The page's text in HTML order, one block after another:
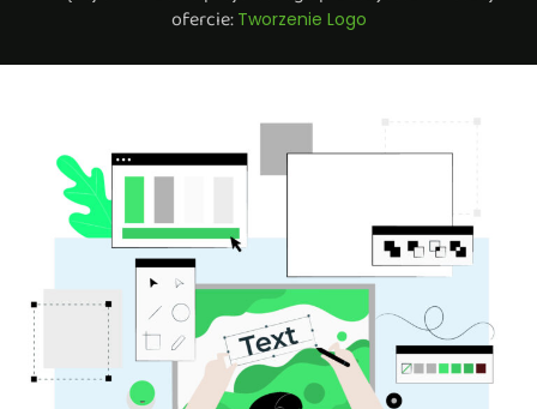
ofercie: Tworzenie Logo